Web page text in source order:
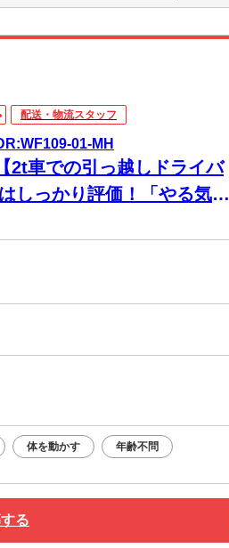
配送・物流スタッフ
01-MH
2t車での引っ越しドライバ
しっかり評価！「やる気」
体を動かす 年齢不問
る